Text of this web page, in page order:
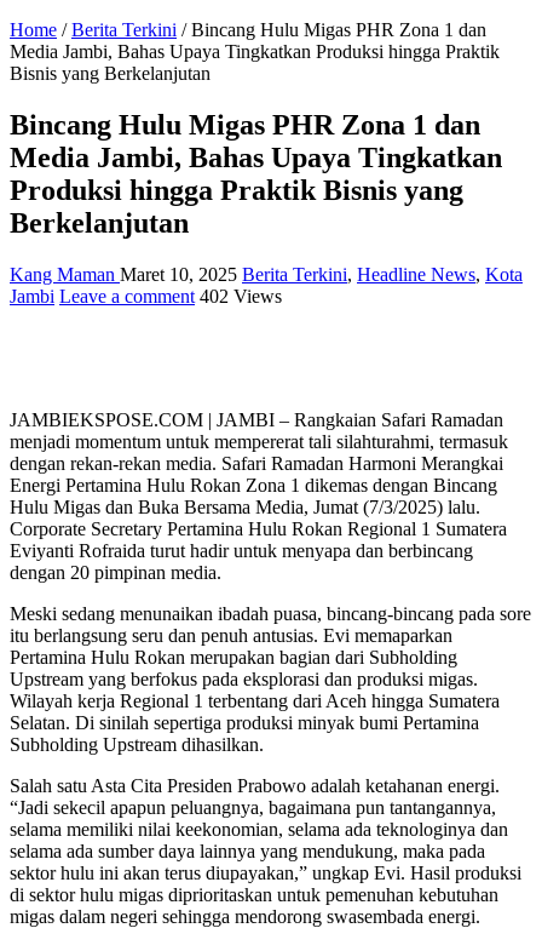
Home / Berita Terkini / Bincang Hulu Migas PHR Zona 1 dan
Media Jambi, Bahas Upaya Tingkatkan Produksi hingga Praktik
Bisnis yang Berkelanjutan
Bincang Hulu Migas PHR Zona 1 dan
Media Jambi, Bahas Upaya Tingkatkan
Produksi hingga Praktik Bisnis yang
Berkelanjutan
Kang Maman Maret 10, 2025 Berita Terkini, Headline News, Kota
Jambi Leave a comment 402 Views
JAMBIEKSPOSE.COM | JAMBI – Rangkaian Safari Ramadan
menjadi momentum untuk mempererat tali silahturahmi, termasuk
dengan rekan-rekan media. Safari Ramadan Harmoni Merangkai
Energi Pertamina Hulu Rokan Zona 1 dikemas dengan Bincang
Hulu Migas dan Buka Bersama Media, Jumat (7/3/2025) lalu.
Corporate Secretary Pertamina Hulu Rokan Regional 1 Sumatera
Eviyanti Rofraida turut hadir untuk menyapa dan berbincang
dengan 20 pimpinan media.
Meski sedang menunaikan ibadah puasa, bincang-bincang pada sore
itu berlangsung seru dan penuh antusias. Evi memaparkan
Pertamina Hulu Rokan merupakan bagian dari Subholding
Upstream yang berfokus pada eksplorasi dan produksi migas.
Wilayah kerja Regional 1 terbentang dari Aceh hingga Sumatera
Selatan. Di sinilah sepertiga produksi minyak bumi Pertamina
Subholding Upstream dihasilkan.
Salah satu Asta Cita Presiden Prabowo adalah ketahanan energi.
“Jadi sekecil apapun peluangnya, bagaimana pun tantangannya,
selama memiliki nilai keekonomian, selama ada teknologinya dan
selama ada sumber daya lainnya yang mendukung, maka pada
sektor hulu ini akan terus diupayakan,” ungkap Evi. Hasil produksi
di sektor hulu migas diprioritaskan untuk pemenuhan kebutuhan
migas dalam negeri sehingga mendorong swasembada energi.